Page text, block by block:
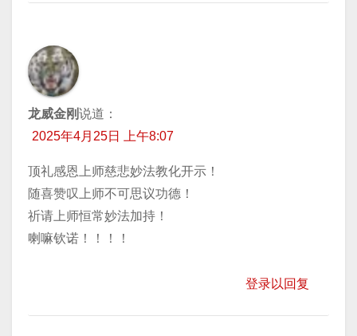
龙威金刚说道：
2025年4月25日 上午8:07
顶礼感恩上师慈悲妙法教化开示！
随喜赞叹上师不可思议功德！
祈请上师恒常妙法加持！
喇嘛钦诺！！！！
登录以回复